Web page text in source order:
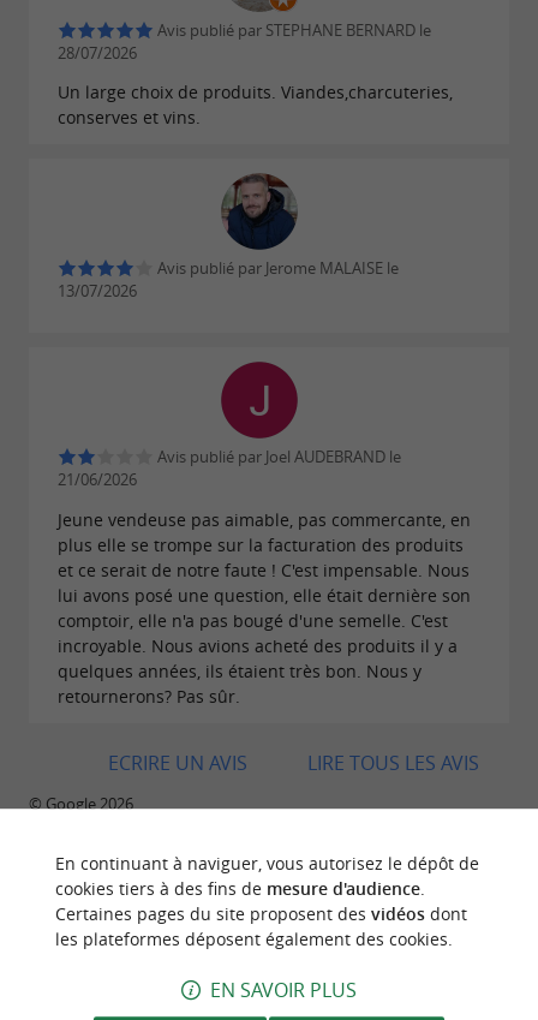
Avis publié par STEPHANE BERNARD le
28/07/2026
Un large choix de produits. Viandes,charcuteries,
conserves et vins.
Avis publié par Jerome MALAISE le
13/07/2026
Avis publié par Joel AUDEBRAND le
21/06/2026
Jeune vendeuse pas aimable, pas commercante, en
plus elle se trompe sur la facturation des produits
et ce serait de notre faute ! C'est impensable. Nous
lui avons posé une question, elle était dernière son
comptoir, elle n'a pas bougé d'une semelle. C'est
incroyable. Nous avions acheté des produits il y a
quelques années, ils étaient très bon. Nous y
retournerons? Pas sûr.
LIRE TOUS LES AVIS
ECRIRE UN AVIS
© Google 2026
BALADESÀ PROXIMITÉ
En continuant à naviguer, vous autorisez le dépôt de
cookies tiers à des fins de mesure d'audience.
Certaines pages du site proposent des vidéosdont
les plateformes déposent également des cookies.
EN SAVOIR PLUS